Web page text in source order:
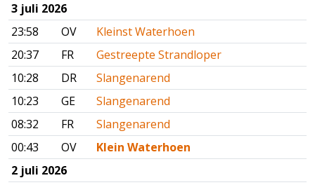
3 juli 2026
23:58
OV
Kleinst Waterhoen
20:37
FR
Gestreepte Strandloper
10:28
DR
Slangenarend
10:23
GE
Slangenarend
08:32
FR
Slangenarend
00:43
OV
Klein Waterhoen
2 juli 2026